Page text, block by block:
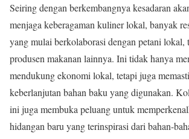
Seiring dengan berkembangnya kesadaran
menjaga keberagaman kuliner lokal, banyak
yang mulai berkolaborasi dengan petani lokal,
produsen makanan lainnya. Ini tidak hanya
mendukung ekonomi lokal, tetapi juga
keberlanjutan bahan baku yang digunakan.
ini juga membuka peluang untuk
hidangan baru yang terinspirasi dari bahan-